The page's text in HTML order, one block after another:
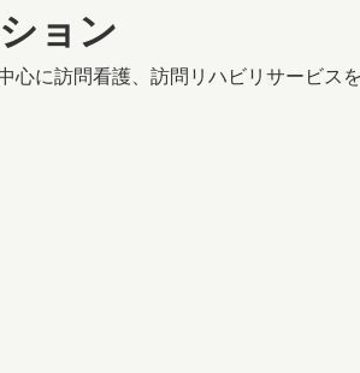
ョン
に訪問看護、訪問リハビリサービス